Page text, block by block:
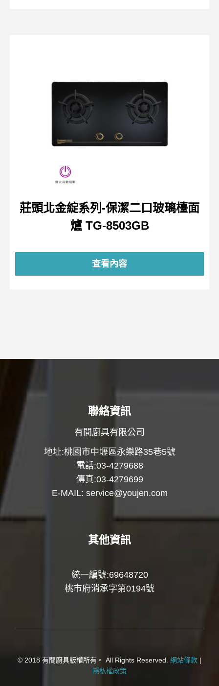
莊頭北金綻系列-保潔二口玻璃檯面
爐 TG-8503GB
查看內容
聯絡資訊
有間廚具有限公司
地址:桃園市中壢區永樂路35巷5號
電話:03-4279688
傳真:03-4279699
E-MAIL: service@youjen.com
其他資訊
統一編號:69648720
桃市府消承字第0194號
© 2018 有間廚具版權所有。 All Rights Reserved. 網站條款 |
隱私權政策